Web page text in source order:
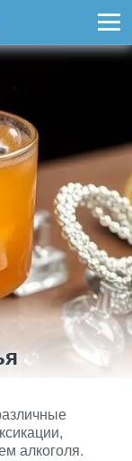
алкоголя.